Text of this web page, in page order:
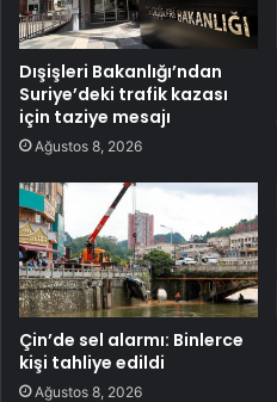
Dışişleri Bakanlığı’ndan
Suriye’deki trafik kazası
için taziye mesajı
Ağustos 8, 2026
Çin’de sel alarmı: Binlerce
kişi tahliye edildi
Ağustos 8, 2026